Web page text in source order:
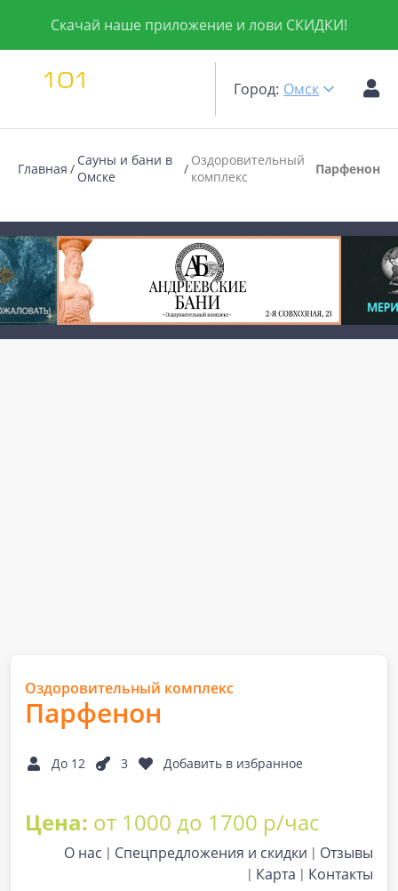
Скачай наше приложение и лови СКИДКИ!
Город: Омск
Главная
Сауны и бани в
Омске
Оздоровительный
комплекс
Парфенон
Оздоровительный комплекс
Парфенон
До 12 3 Добавить в избранное
Цена: от 1000 до 1700 р/час
О нас Спецпредложения и скидки
Отзывы
Карта
Контакты